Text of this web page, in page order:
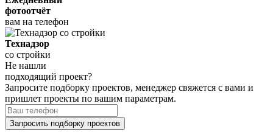
фотоотчёт
вам на телефон
Технадзор
со стройки
Не нашли
подходящий проект?
Запросите подборку проектов, менеджер свяжется с вами и
пришлет проекты по вашим параметрам.
Запросить подборку проектов